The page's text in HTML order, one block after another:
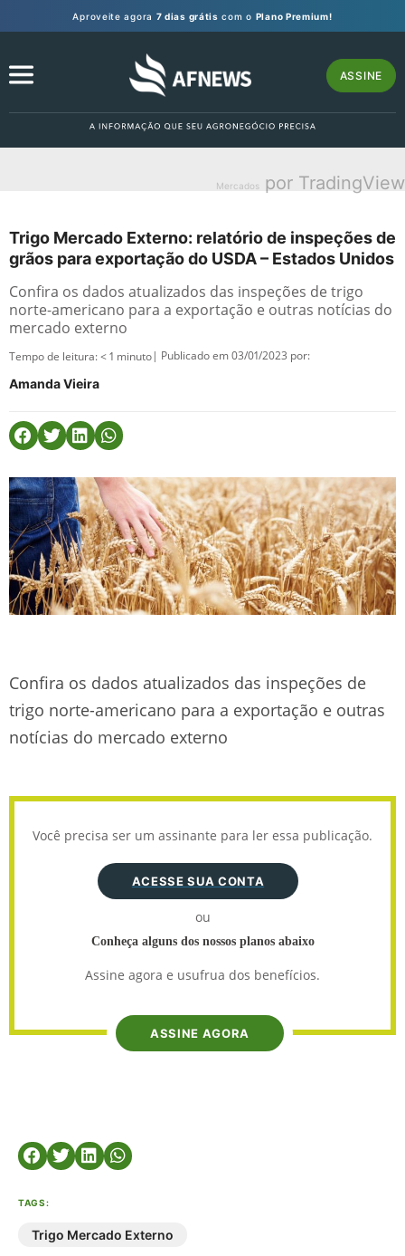
Aproveite agora 7 dias grátis com o Plano Premium!
ASSINE
Mercados por TradingView
Trigo Mercado Externo: relatório de inspeções de
grãos para exportação do USDA – Estados Unidos
Confira os dados atualizados das inspeções de trigo
norte-americano para a exportação e outras notícias do
mercado externo
Tempo de leitura:< 1 minuto| Publicado em 03/01/2023 por:
Amanda Vieira
Confira os dados atualizados das inspeções de
trigo norte-americano para a exportação e outras
notícias do mercado externo
Você precisa ser um assinante para ler essa publicação.
ACESSE SUA CONTA
ou
Conheça alguns dos nossos planos abaixo
Assine agora e usufrua dos benefícios.
ASSINE AGORA
TAGS:
Trigo Mercado Externo